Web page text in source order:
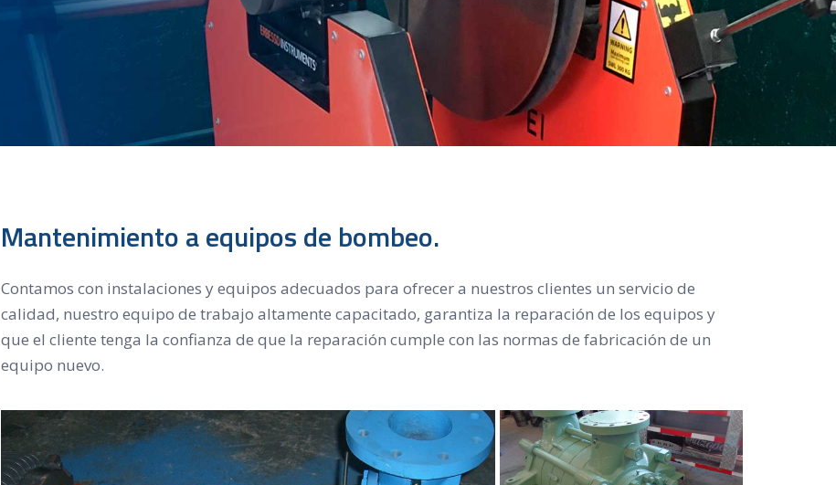
Mantenimiento a equipos de bombeo.
Contamos con instalaciones y equipos adecuados para ofrecer a nuestros clientes un servicio de
calidad, nuestro equipo de trabajo altamente capacitado, garantiza la reparación de los equipos y
que el cliente tenga la confianza de que la reparación cumple con las normas de fabricación de un
equipo nuevo.